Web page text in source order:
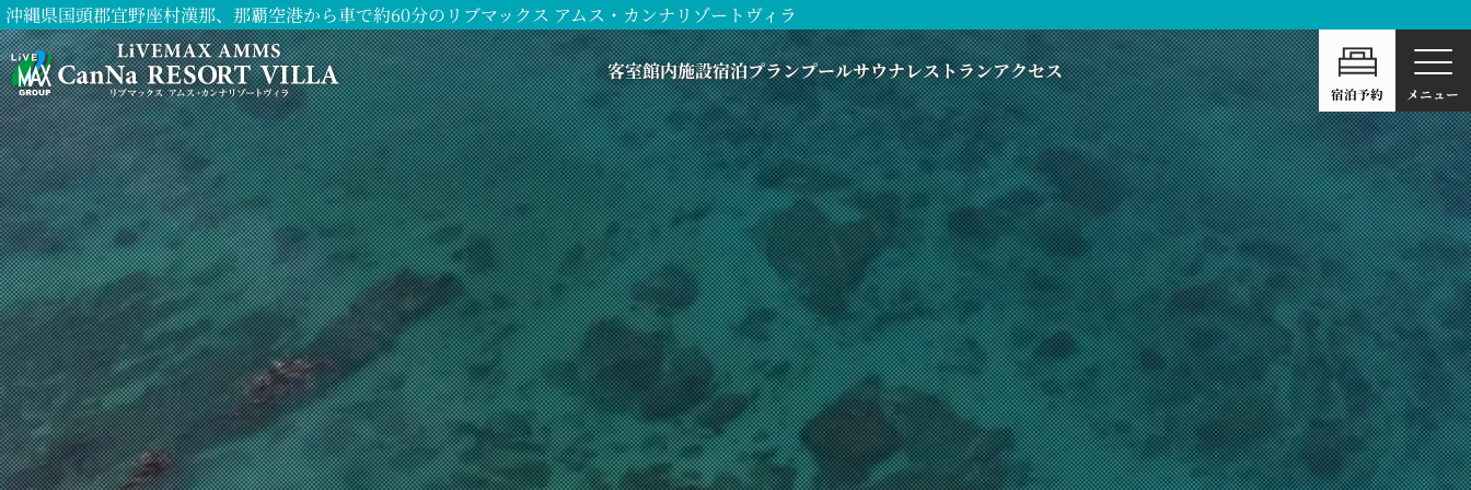
沖縄県国頭郡宜野座村漢那、那覇空港から車で約60分のリブマックス アムス・カンナリゾートヴィラ
客室館内施設宿泊プランプールサウナレストランアクセス
宿泊予約 メニュー